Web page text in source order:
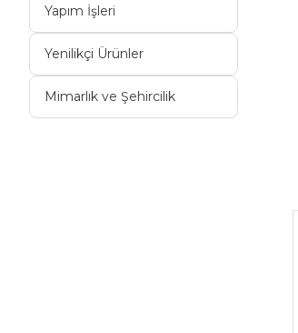
Yapım İşleri
Yenilikçi Ürünler
Mimarlık ve Şehircilik